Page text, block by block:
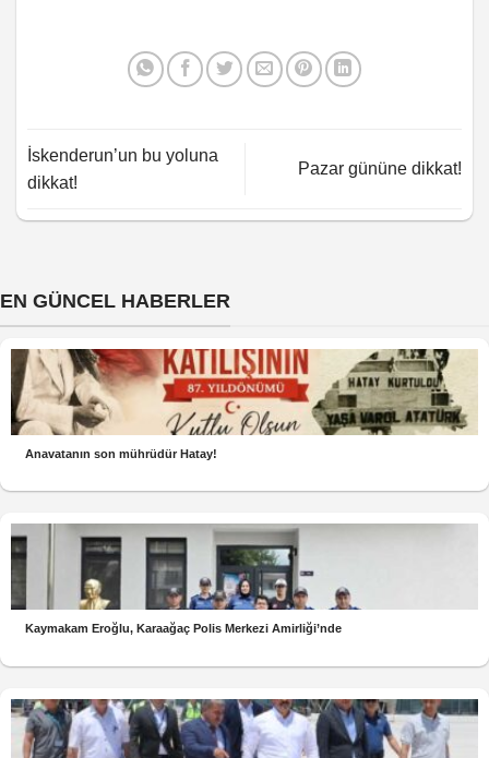
İskenderun’un bu yoluna
dikkat!
Pazar gününe dikkat!
EN GÜNCEL HABERLER
Anavatanın son mührüdür Hatay!
Kaymakam Eroğlu, Karaağaç Polis Merkezi Amirliği’nde